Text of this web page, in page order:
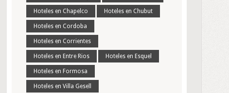
Hoteles en Chapelco Hoteles en Chubut
Hoteles en Cordoba
Hoteles en Corrientes
Hoteles en Entre Rios Hoteles en Esquel
Hoteles en Formosa
Hoteles en Villa Gesell